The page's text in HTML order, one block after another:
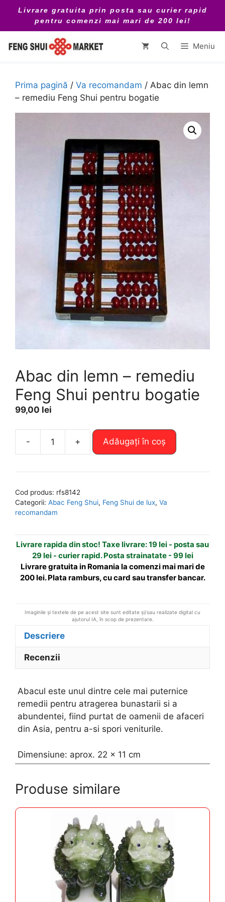
conținut
Livrare gratuita prin posta sau curier rapid
pentru comenzi mai mari de 200 lei!
Meniu
Prima pagină / Va recomandam / Abac din lemn
– remediu Feng Shui pentru bogatie
Abac din lemn – remediu
Feng Shui pentru bogatie
99,00 lei
-
Cantitate
din
-
Shui
pentru
bogatie
+ Adăugați în coș
e
n
a
i
v
Cod produs: rfs8142
Categorii: Abac Feng Shui, Feng Shui de lux, Va
recomandam
Livrare rapida din stoc! Taxe livrare: 19 lei - posta sau
29 lei - curier rapid. Posta strainatate - 99 lei
Livrare gratuita in Romania la comenzi mai mari de
200 lei. Plata ramburs, cu card sau transfer bancar.
Imaginile și textele de pe acest site sunt editate și/sau realizate digital cu
ajutorul IA, în scop de prezentare.
Descriere
Recenzii
Abacul este unul dintre cele mai puternice
remedii pentru atragerea bunastarii si a
abundentei, fiind purtat de oamenii de afaceri
din Asia, pentru a-si spori veniturile.
Dimensiune: aprox. 22 x 11 cm
Produse similare